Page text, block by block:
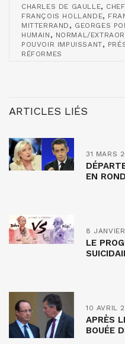
CHARLES DE GAULLE,
FRANÇOIS HOLLANDE,
MITTERRAND , GEORGES
HUMAIN , NORMAL/
POUVOIR IMPUISSANT,
RÉFORMES
ARTICLES LIÉS
31 MARS
EN
8
LE
10 AVRIL
APRÈS
BOUÉE